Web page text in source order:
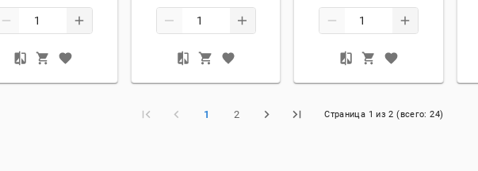
1 2 Страница 1 из2 (всего:24)